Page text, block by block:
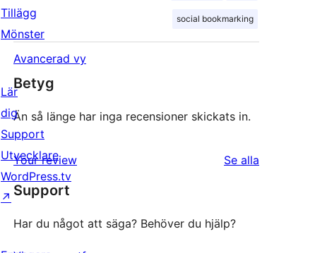
social bookmarking
Avancerad vy
Betyg
Än så länge har inga recensioner skickats in.
Your review Se alla
Support
Har du något att säga? Behöver du hjälp?
Tillägg
Mönster
Lär
dig
Support
Utvecklare
WordPress.tv
↗